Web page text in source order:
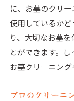
に、お墓のクリ
使用しているか
り、大切なお墓
とができます。
お墓クリーニング
プロのクリーニ